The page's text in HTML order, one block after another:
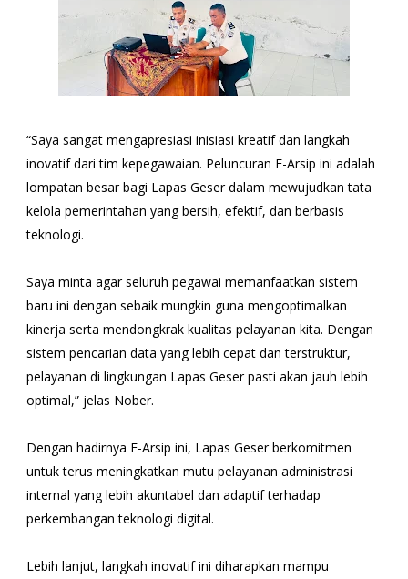
“Saya sangat mengapresiasi inisiasi kreatif dan langkah
inovatif dari tim kepegawaian. Peluncuran E-Arsip ini adalah
lompatan besar bagi Lapas Geser dalam mewujudkan tata
kelola pemerintahan yang bersih, efektif, dan berbasis
teknologi.
Saya minta agar seluruh pegawai memanfaatkan sistem
baru ini dengan sebaik mungkin guna mengoptimalkan
kinerja serta mendongkrak kualitas pelayanan kita. Dengan
sistem pencarian data yang lebih cepat dan terstruktur,
pelayanan di lingkungan Lapas Geser pasti akan jauh lebih
optimal,” jelas Nober.
Dengan hadirnya E-Arsip ini, Lapas Geser berkomitmen
untuk terus meningkatkan mutu pelayanan administrasi
internal yang lebih akuntabel dan adaptif terhadap
perkembangan teknologi digital.
Lebih lanjut, langkah inovatif ini diharapkan mampu